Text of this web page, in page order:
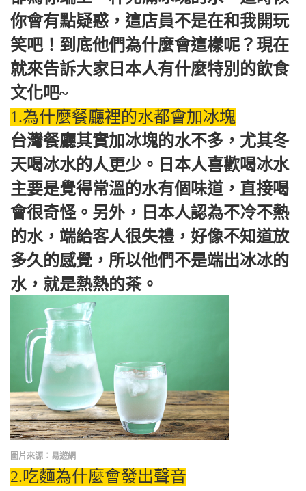
你會有點疑惑，這店員不是在和我開玩
笑吧！到底他們為什麼會這樣呢？現在
就來告訴大家日本人有什麼特別的飲食
文化吧~
1.為什麼餐廳裡的水都會加冰塊
台灣餐廳其實加冰塊的水不多，尤其冬
天喝冰水的人更少。日本人喜歡喝冰水
主要是覺得常溫的水有個味道，直接喝
會很奇怪。另外，日本人認為不冷不熱
的水，端給客人很失禮，好像不知道放
多久的感覺，所以他們不是端出冰冰的
水，就是熱熱的茶。
圖片來源：易遊網
2.吃麵為什麼會發出聲音